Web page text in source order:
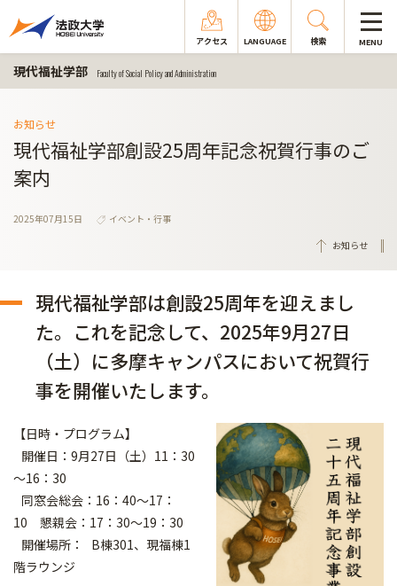
アクセス LANGUAGE 検索 MENU
現代福祉学部 Faculty of Social Policy and Administration
お知らせ
現代福祉学部創設25周年記念祝賀行事のご
案内
2025年07月15日
イベント・行事
お知らせ
現代福祉学部は創設25周年を迎えまし
た。これを記念して、2025年9月27日
（土）に多摩キャンパスにおいて祝賀行
事を開催いたします。
【日時・プログラム】
開催日：9月27日（土）11：30
～16：30
同窓会総会：16：40～17：
10 懇親会：17：30～19：30
開催場所： B棟301、現福棟1
階ラウンジ